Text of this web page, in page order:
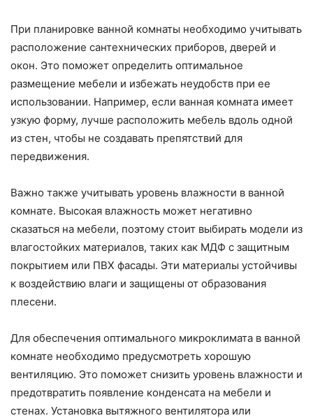
При планировке ванной комнаты необходимо учитывать
расположение сантехнических приборов, дверей и
окон. Это поможет определить оптимальное
размещение мебели и избежать неудобств при ее
использовании. Например, если ванная комната имеет
узкую форму, лучше расположить мебель вдоль одной
из стен, чтобы не создавать препятствий для
передвижения.
Важно также учитывать уровень влажности в ванной
комнате. Высокая влажность может негативно
сказаться на мебели, поэтому стоит выбирать модели из
влагостойких материалов, таких как МДФ с защитным
покрытием или ПВХ фасады. Эти материалы устойчивы
к воздействию влаги и защищены от образования
плесени.
Для обеспечения оптимального микроклимата в ванной
комнате необходимо предусмотреть хорошую
вентиляцию. Это поможет снизить уровень влажности и
предотвратить появление конденсата на мебели и
стенах. Установка вытяжного вентилятора или